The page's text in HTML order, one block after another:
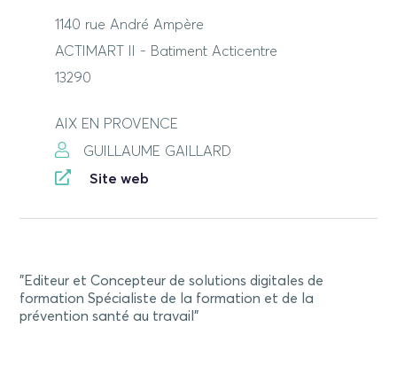
1140 rue André Ampère
ACTIMART II - Batiment Acticentre
13290
AIX EN PROVENCE
GUILLAUME GAILLARD
Site web
"Editeur et Concepteur de solutions digitales de
formation Spécialiste de la formation et de la
prévention santé au travail"